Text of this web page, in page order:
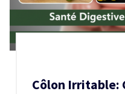
Côlon Irritable: